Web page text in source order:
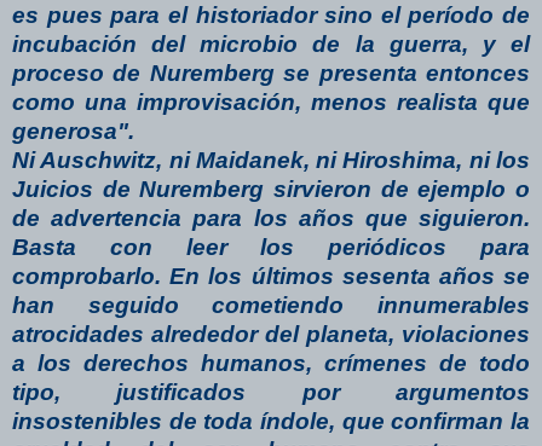
es pues para el historiador sino el período de
incubación del microbio de la guerra, y el
proceso de Nuremberg se presenta entonces
como una improvisación, menos realista que
generosa".
Ni Auschwitz, ni Maidanek, ni Hiroshima, ni los
Juicios de Nuremberg sirvieron de ejemplo o
de advertencia para los años que siguieron.
Basta con leer los periódicos para
comprobarlo. En los últimos sesenta años se
han seguido cometiendo innumerables
atrocidades alrededor del planeta, violaciones
a los derechos humanos, crímenes de todo
tipo, justificados por argumentos
insostenibles de toda índole, que confirman la